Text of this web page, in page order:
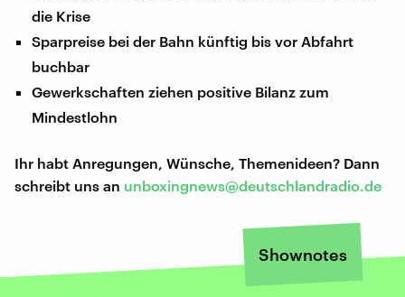
die Krise
Sparpreise bei der Bahn künftig bis vor Abfahrt
buchbar
Gewerkschaften ziehen positive Bilanz zum
Mindestlohn
Ihr habt Anregungen, Wünsche, Themenideen? Dann
schreibt uns an unboxingnews@deutschlandradio.de
Shownotes